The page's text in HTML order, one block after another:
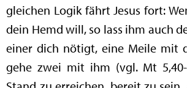
gleichen Logik fährt Jesus fort:
dein Hemd will, so lass ihm auch
einer dich nötigt, eine Meile mit
gehe zwei mit ihm (vgl. Mt